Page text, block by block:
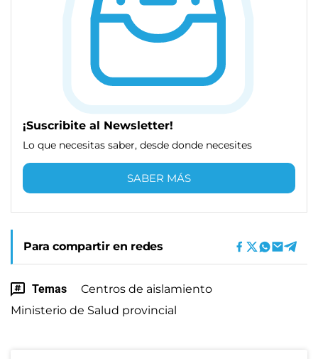
¡Suscribite al Newsletter!
Lo que necesitas saber, desde donde necesites
SABER MÁS
Para compartir en redes
Temas
Centros de aislamiento
Ministerio de Salud provincial